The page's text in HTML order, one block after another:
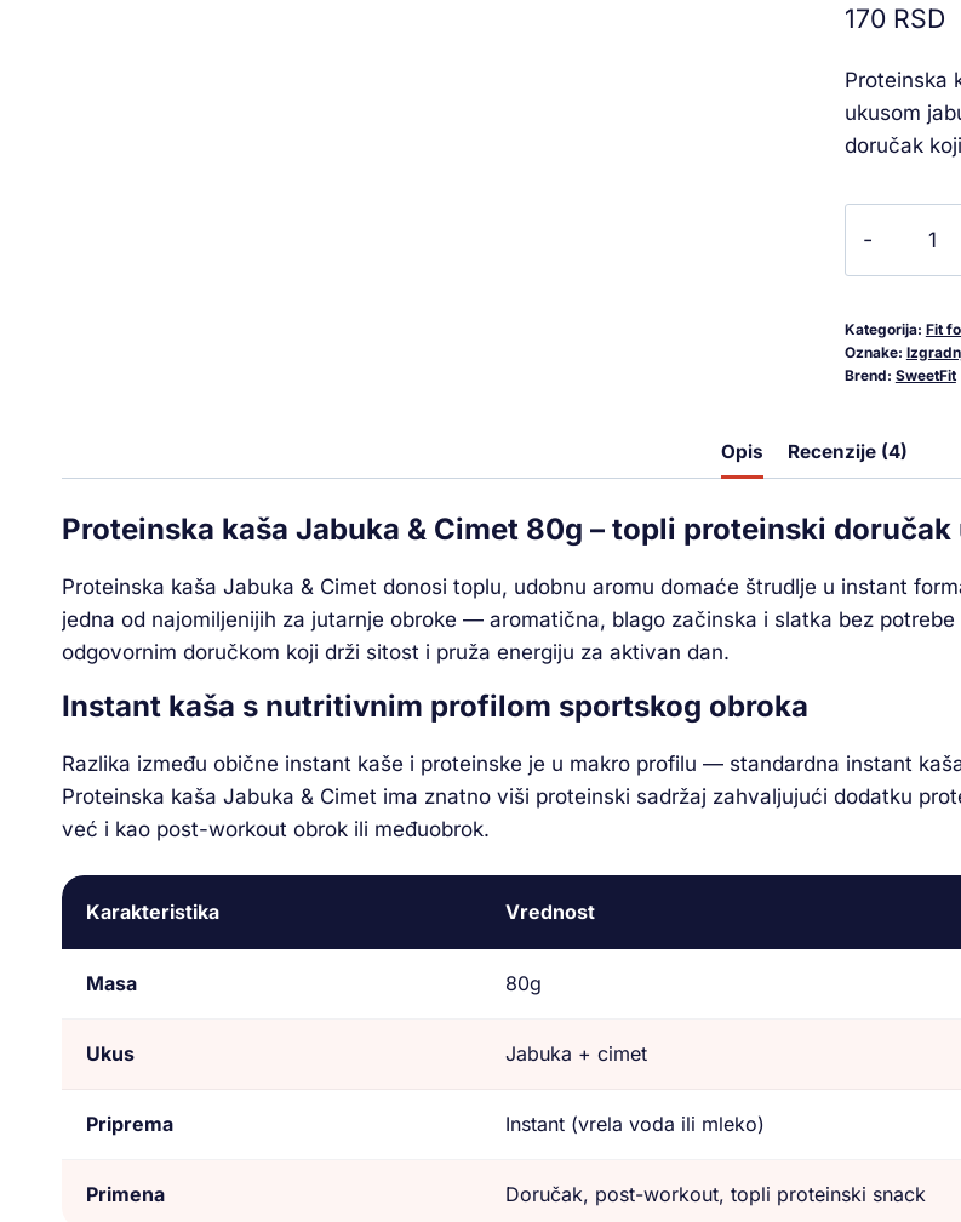
na osnovu
ocene
170 RSD
Proteinska
ukusom
doručak
Kategorija: Fit
Oznake:
Brend: SweetFit
Opis Recenzije (4)
Proteinska kaša Jabuka & Cimet 80g – topli proteinski
Proteinska kaša Jabuka & Cimet donosi toplu, udobnu aromu domaće štrudlje u instant
jedna od najomiljenijih za jutarnje obroke — aromatična, blago začinska i slatka bez
odgovornim doručkom koji drži sitost i pruža energiju za aktivan dan.
Instant kaša s nutritivnim profilom sportskog obroka
Razlika između obične instant kaše i proteinske je u makro profilu — standardna instant
Proteinska kaša Jabuka & Cimet ima znatno viši proteinski sadržaj zahvaljujući dodatku
već i kao post-workout obrok ili međuobrok.
Karakteristika Vrednost
Masa 80g
Ukus Jabuka + cimet
Priprema Instant (vrela voda ili mleko)
Primena Doručak, post-workout, topli proteinski snack